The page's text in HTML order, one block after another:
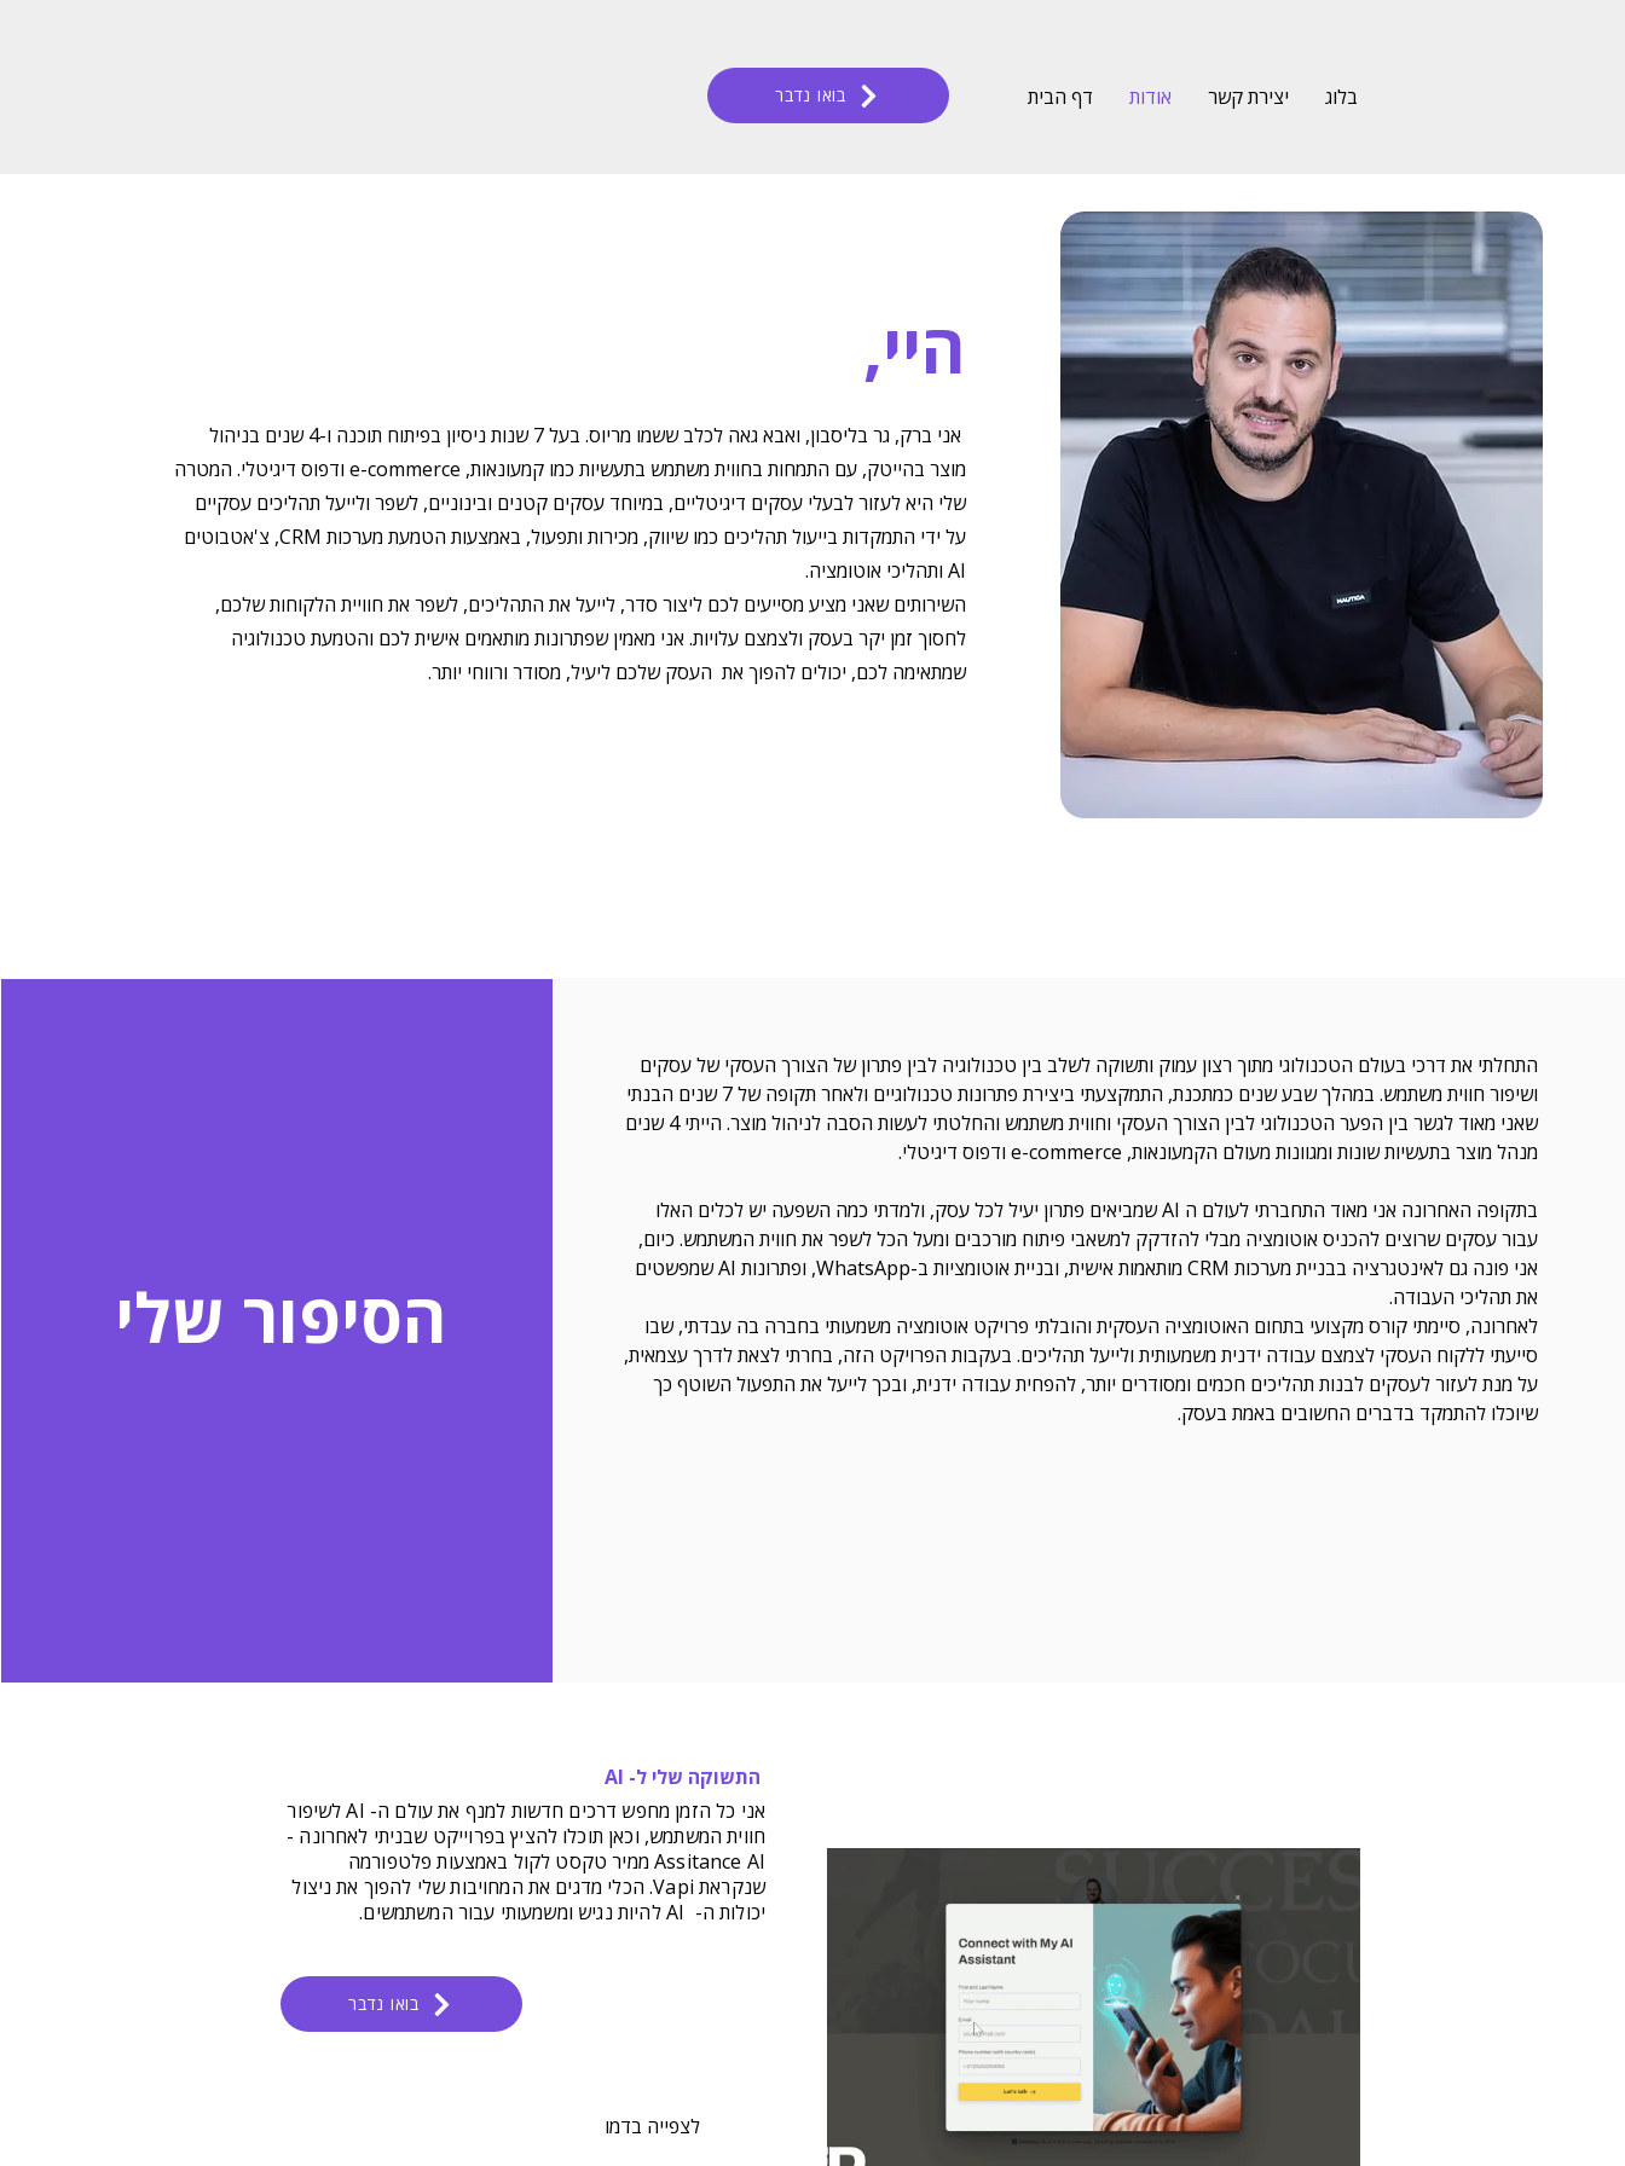
בואו נדבר דף הבית אודות יצירת קשר בלוג
היי,
אני ברק, גר בליסבון, ואבא גאה לכלב ששמו מריוס. בעל 7 שנות ניסיון בפיתוח תוכנה ו-4 שנים בניהול
מוצר בהייטק, עם התמחות בחווית משתמש בתעשיות כמו קמעונאות, e-commerce ודפוס דיגיטלי. המטרה
שלי היא לעזור לבעלי עסקים דיגיטליים, במיוחד עסקים קטנים ובינוניים, לשפר ולייעל תהליכים עסקיים
על ידי התמקדות בייעול תהליכים כמו שיווק, מכירות ותפעול, באמצעות הטמעת מערכות CRM, צ'אטבוטים
AI ותהליכי אוטומציה.
השירותים שאני מציע מסייעים לכם ליצור סדר, לייעל את התהליכים, לשפר את חוויית הלקוחות שלכם,
לחסוך זמן יקר בעסק ולצמצם עלויות. אני מאמין שפתרונות מותאמים אישית לכם והטמעת טכנולוגיה
שמתאימה לכם, יכולים להפוך את העסק שלכם ליעיל, מסודר ורווחי יותר.
הסיפור שלי
התחלתי את דרכי בעולם הטכנולוגי מתוך רצון עמוק ותשוקה לשלב בין טכנולוגיה לבין פתרון של הצורך העסקי של עסקים
ושיפור חווית משתמש. במהלך שבע שנים כמתכנת, התמקצעתי ביצירת פתרונות טכנולוגיים ולאחר תקופה של 7 שנים הבנתי
שאני מאוד לגשר בין הפער הטכנולוגי לבין הצורך העסקי וחווית משתמש והחלטתי לעשות הסבה לניהול מוצר. הייתי 4 שנים
מנהל מוצר בתעשיות שונות ומגוונות מעולם הקמעונאות, e-commerce ודפוס דיגיטלי.
בתקופה האחרונה אני מאוד התחברתי לעולם ה AI שמביאים פתרון יעיל לכל עסק, ולמדתי כמה השפעה יש לכלים האלו
עבור עסקים שרוצים להכניס אוטומציה מבלי להזדקק למשאבי פיתוח מורכבים ומעל הכל לשפר את חווית המשתמש. כיום,
אני פונה גם לאינטגרציה בבניית מערכות CRM מותאמות אישית, ובניית אוטומציות ב-WhatsApp, ופתרונות AI שמפשטים
את תהליכי העבודה.
לאחרונה, סיימתי קורס מקצועי בתחום האוטומציה העסקית והובלתי פרויקט אוטומציה משמעותי בחברה בה עבדתי, שבו
סייעתי ללקוח העסקי לצמצם עבודה ידנית משמעותית ולייעל תהליכים. בעקבות הפרויקט הזה, בחרתי לצאת לדרך עצמאית,
על מנת לעזור לעסקים לבנות תהליכים חכמים ומסודרים יותר, להפחית עבודה ידנית, ובכך לייעל את התפעול השוטף כך
שיוכלו להתמקד בדברים החשובים באמת בעסק.
התשוקה שלי ל- AI
אני כל הזמן מחפש דרכים חדשות למנף את עולם ה- AI לשיפור
חווית המשתמש, וכאן תוכלו להציץ בפרוייקט שבניתי לאחרונה -
Assitance AI ממיר טקסט לקול באמצעות פלטפורמה
שנקראת Vapi. הכלי מדגים את המחויבות שלי להפוך את ניצול
יכולות ה- AI להיות נגיש ומשמעותי עבור המשתמשים.
בואו נדבר
לצפייה בדמו